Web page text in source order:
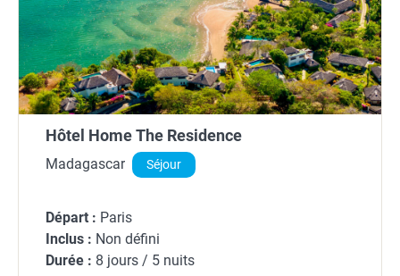
Hôtel Home The Residence
Madagascar Séjour
Départ : Paris
Inclus : Non défini
Durée : 8 jours / 5 nuits